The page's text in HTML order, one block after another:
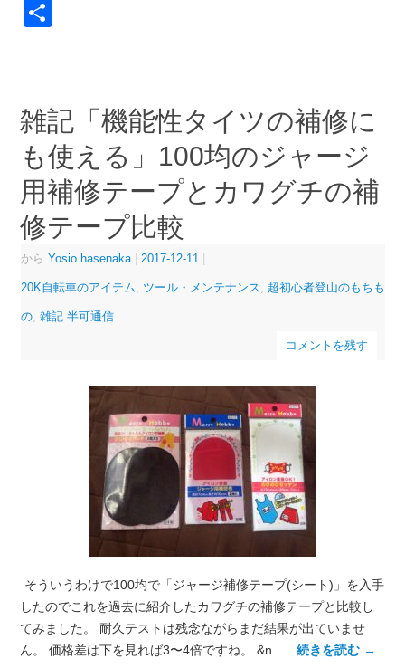
雑記「機能性タイツの補修に
も使える」100均のジャージ
用補修テープとカワグチの補
修テープ比較
から Yosio.hasenaka 2017-12-11
20K自転車のアイテム ツール・メンテナンス 超初心者登山のもちも
の, 雑記 半可通信
コメントを残す
そういうわけで100均で「ジャージ補修テープ(シート)」を入手
したのでこれを過去に紹介したカワグチの補修テープと比較し
てみました。 耐久テストは残念ながらまだ結果が出ていませ
ん。 価格差は下を見れば3〜4倍ですね。 &n …
続きを読む →